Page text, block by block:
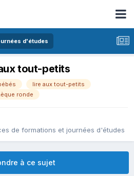
d'études
tout-petits
lire aux tout-petits
ronde
de formations et journées d'études
à ce sujet